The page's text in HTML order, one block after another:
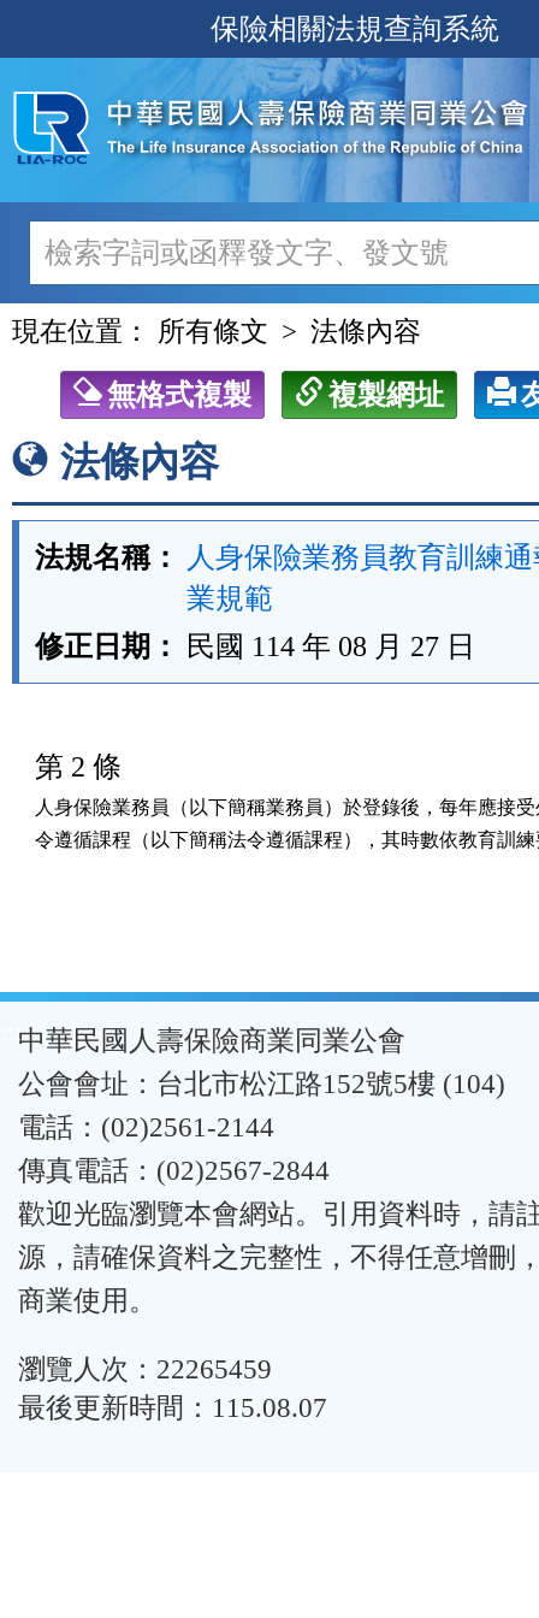
至
主
內
容
保險相關法規查詢系統
現在位置： 所有條文 法條內容
無格式複製 複製網址
法條內容
法規名稱：
人身保險業務員教育訓練
業規範
修正日期：
民國 114 年 08 月 27 日
第 2 條
人身保險業務員（以下簡稱業務員）於登錄後，每年應接
令遵循課程（以下簡稱法令遵循課程），其時數依教育訓
:::中華民國人壽保險商業同業公會
公會會址：台北市松江路152號5樓 (104)
電話：(02)2561-2144
傳真電話：(02)2567-2844
歡迎光臨瀏覽本會網站。引用資料時，請
源，請確保資料之完整性，不得任意增刪
商業使用。
瀏覽人次：22265459
最後更新時間：115.08.07